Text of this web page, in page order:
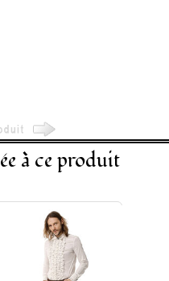
à ce produit